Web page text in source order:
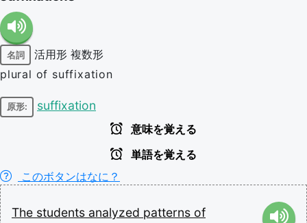
名詞 活用形 複数形
plural of suffixation
原形: suffixation
意味を覚える
単語を覚える
このボタンはなに？
The students analyzed patterns of